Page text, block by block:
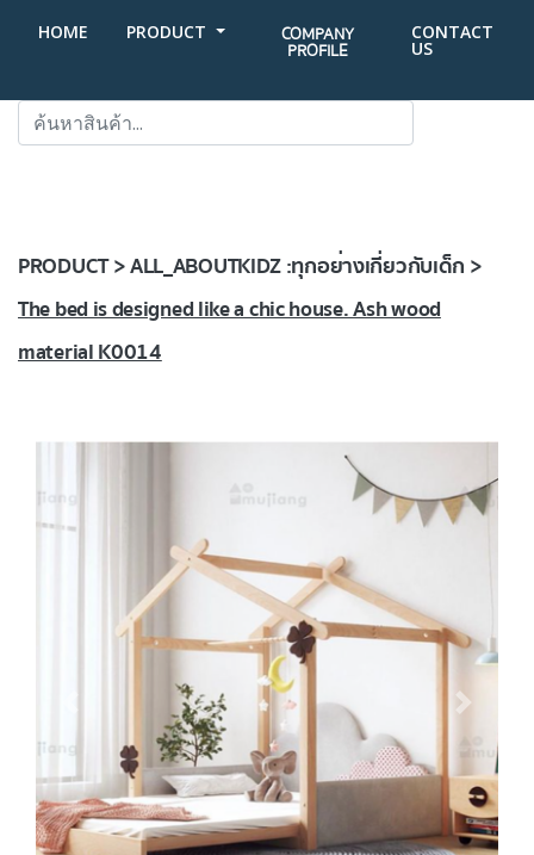
HOME PRODUCT COMPANY
PROFILE
CONTACT
US
PRODUCT > ALL_ABOUTKIDZ :ทุกอย่างเกี่ยวกับเด็ก >
The bed is designed like a chic house. Ash wood
material K0014